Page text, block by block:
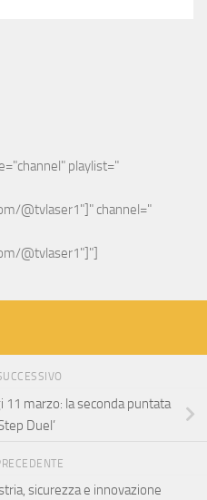
playlist="
@tvlaser1"]" channel="
@tvlaser1"]"]
marzo: la seconda puntata
Duel’
sicurezza e innovazione